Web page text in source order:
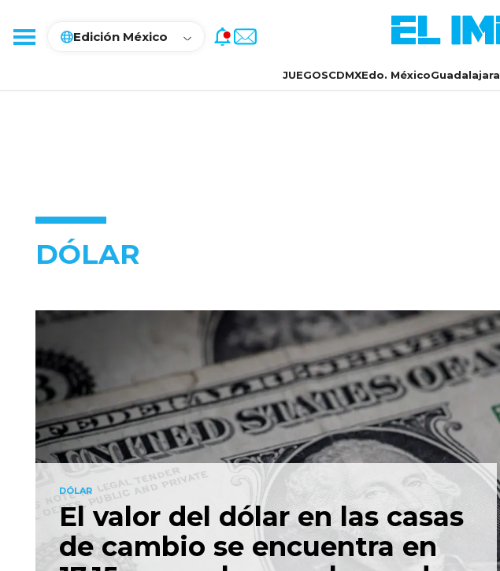
Edición México
JUEGOSCDMXEdo. MéxicoGuadalajara
DÓLAR
DÓLAR
El valor del dólar en las casas
de cambio se encuentra en